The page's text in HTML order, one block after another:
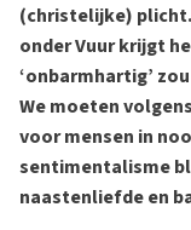
(christelijke)
onder Vuur krijgt
‘onbarmhartig’
We moeten
voor mensen in
sentimentalisme
naastenliefde en